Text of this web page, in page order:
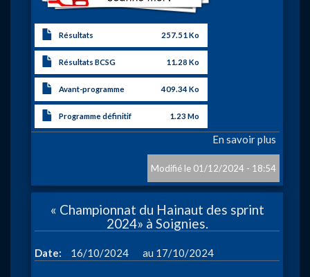
Résultats 257.51 Ko
Résultats BCSG 11.28 Ko
Avant-programme 409.34 Ko
Programme définitif 1.23 Mo
En savoir plus
«
des
01/12/2024 - 18:54
« Championnat du Hainaut des sprint
2024» à Soignies.
Date 16/10/2024 à
17/10/2024